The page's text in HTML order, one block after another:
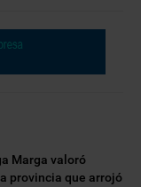
Marga valoró
provincia que arrojó